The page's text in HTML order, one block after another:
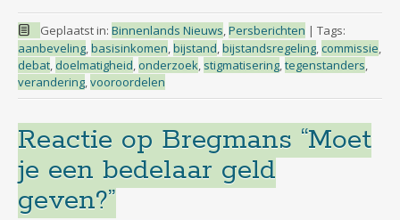
Geplaatst in: Binnenlands Nieuws,Persberichten | Tags:
aanbeveling,basisinkomen,bijstand,bijstandsregeling,commissie,
debat, doelmatigheid, onderzoek, stigmatisering,tegenstanders,
verandering,vooroordelen
Reactie op Bregmans “Moet
je een bedelaar geld
geven?”